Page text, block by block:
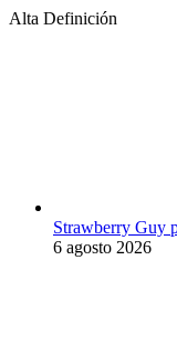
Alta Definición
Strawberry Guy
6 agosto 2026